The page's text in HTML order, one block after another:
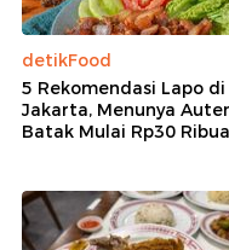
detikFood
5 Rekomendasi Lapo di
Jakarta, Menunya
Batak Mulai Rp30